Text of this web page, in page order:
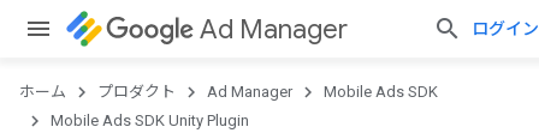
Ad Manager ログイン
ホーム プロダクト Ad Manager
Mobile Ads SDK
Mobile Ads SDK Unity Plugin